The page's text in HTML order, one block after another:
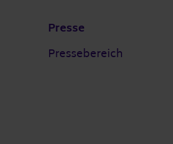
Presse
Pressebereich